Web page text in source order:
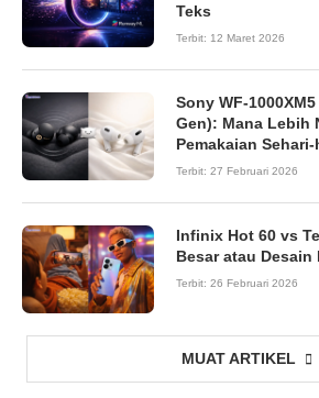
Teks
Terbit: 12 Maret 2026
Sony WF-
Gen): Mana Lebih
Pemakaian
Terbit: 27 Februari 2026
Infinix Hot 60 vs
Besar atau Desain
Terbit: 26 Februari 2026
MUAT ARTIKEL